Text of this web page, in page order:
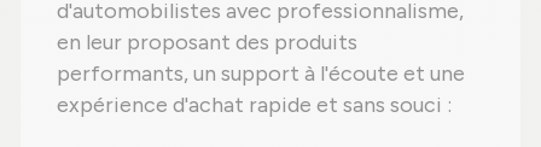
d'automobilistes avec professionnalisme,
en leur proposant des produits
performants, un support à l'écoute et une
expérience d'achat rapide et sans souci :